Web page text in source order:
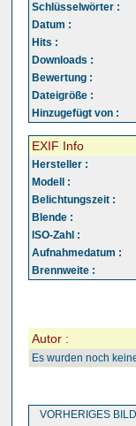
Schlüsselwörter :
Datum :
Hits :
Downloads :
Bewertung :
Dateigröße :
Hinzugefügt von :
EXIF Info
Hersteller :
Modell :
Belichtungszeit :
Blende :
ISO-Zahl :
Aufnahmedatum :
Brennweite :
Autor :
Es wurden noch
VORHERIGES BILD